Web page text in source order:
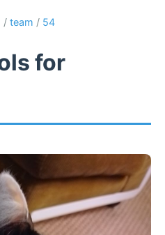
/ team / 54
for